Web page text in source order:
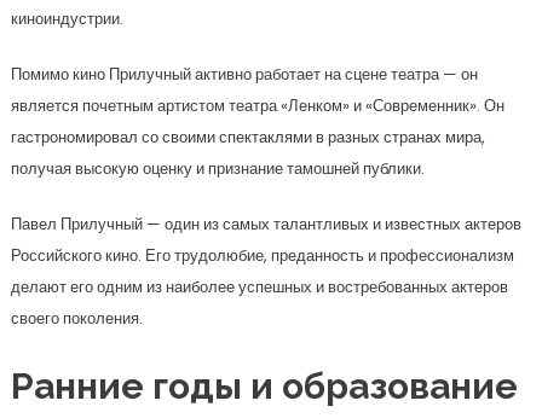
киноиндустрии.
Помимо кино Прилучный активно работает на сцене театра — он
является почетным артистом театра «Ленком» и «Современник». Он
гастрономировал со своими спектаклями в разных странах мира,
получая высокую оценку и признание тамошней публики.
Павел Прилучный — один из самых талантливых и известных актеров
Российского кино. Его трудолюбие, преданность и профессионализм
делают его одним из наиболее успешных и востребованных актеров
своего поколения.
Ранние годы и образование